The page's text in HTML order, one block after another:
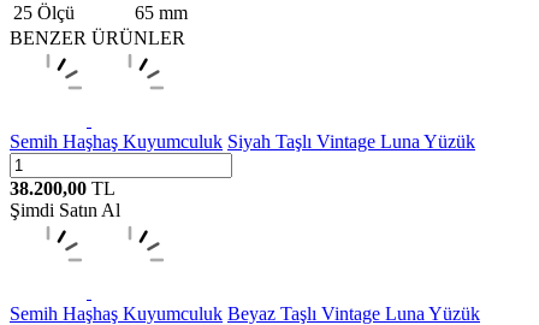
25 Ölçü
65 mm
BENZER ÜRÜNLER
Semih Haşhaş Kuyumculuk Siyah Taşlı Vintage Luna Yüzük
38.200,00 TL
Şimdi Satın Al
Semih Haşhaş Kuyumculuk Beyaz Taşlı Vintage Luna Yüzük